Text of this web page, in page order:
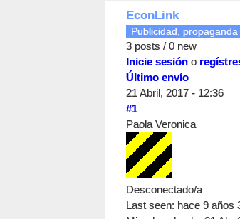
EconLink
Publicidad,
3 posts / 0 new
Inicie sesión o
Último envío
21 Abril, 2017 - 12:36
#1
Paola Veronica
Desconectado/a
Last seen: hace 9 años